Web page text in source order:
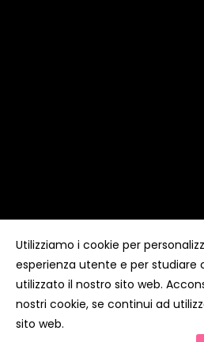
Copyright ©Kyuubi Cloud Solution
diritti riservati
Utilizziamo i cookie per
esperienza utente e per studiare
utilizzato il nostro sito web.
nostri cookie, se continui ad
sito web.